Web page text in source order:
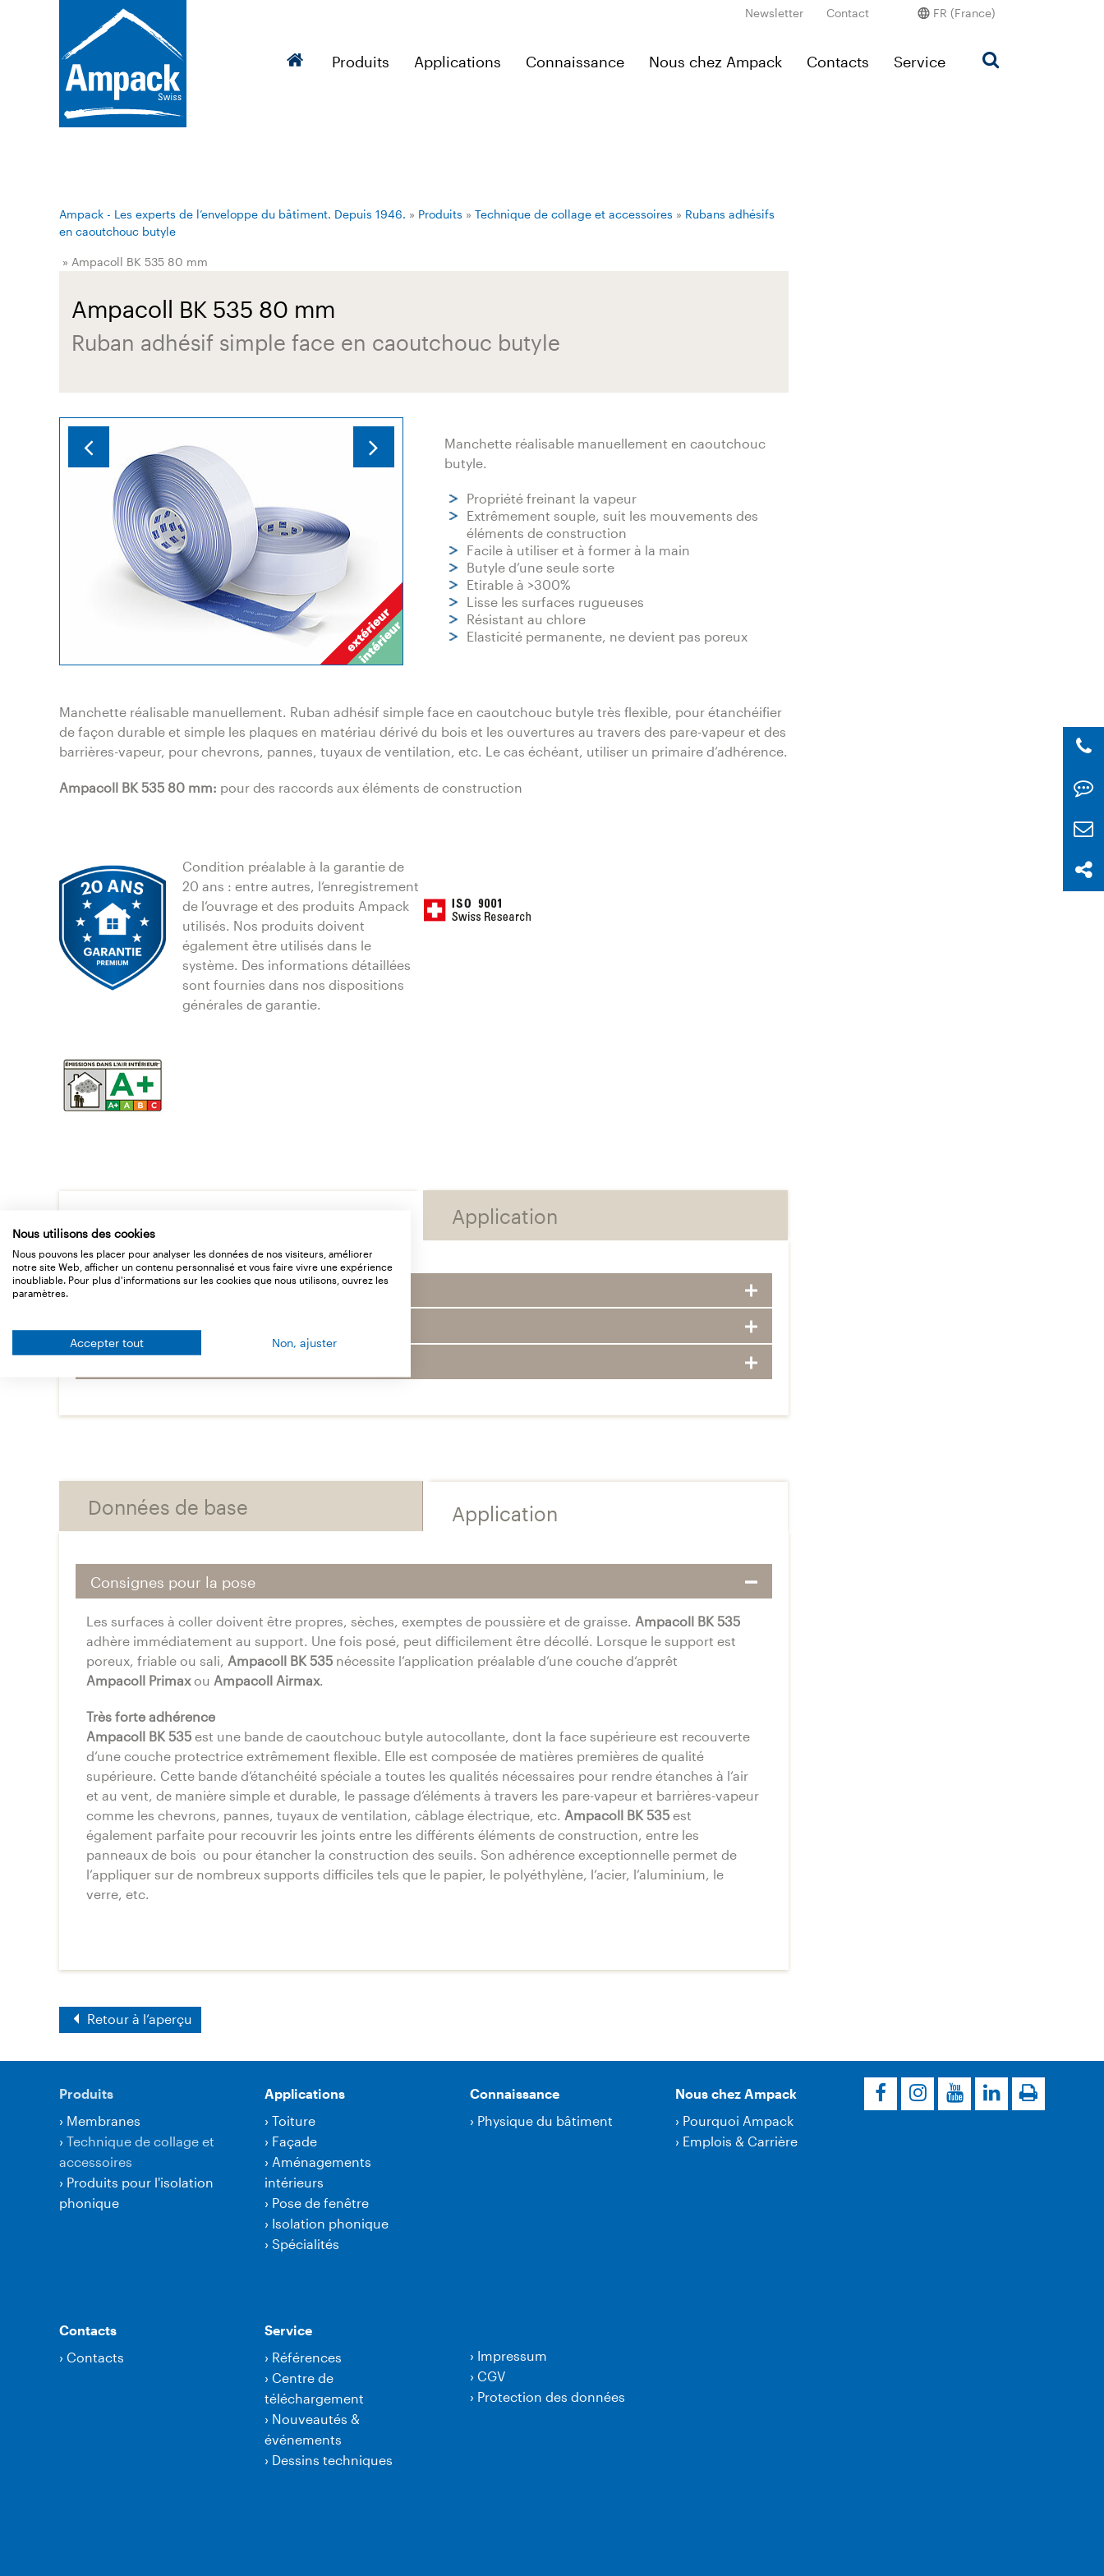
Newsletter Contact FR (France)
Produits Applications Connaissance Nous chez Ampack Contacts Service
Ampack - Les experts de l’enveloppe du bâtiment. Depuis 1946. » Produits » Technique de collage et accessoires » Rubans adhésifs
en caoutchouc butyle
» Ampacoll BK 535 80 mm
Ampacoll BK 535 80 mm
Ruban adhésif simple face en caoutchouc butyle
Manchette réalisable manuellement en caoutchouc
butyle.
Propriété freinant la vapeur
Extrêmement souple, suit les mouvements des
éléments de construction
Facile à utiliser et à former à la main
Butyle d’une seule sorte
Etirable à >300%
Lisse les surfaces rugueuses
Résistant au chlore
Elasticité permanente, ne devient pas poreux
Manchette réalisable manuellement. Ruban adhésif simple face en caoutchouc butyle très flexible, pour étanchéifier
de façon durable et simple les plaques en matériau dérivé du bois et les ouvertures au travers des pare-vapeur et des
barrières-vapeur, pour chevrons, pannes, tuyaux de ventilation, etc. Le cas échéant, utiliser un primaire d’adhérence.
Ampacoll BK 535 80 mm: pour des raccords aux éléments de construction
Condition préalable à la garantie de
20 ans : entre autres, l‘enregistrement
de l‘ouvrage et des produits Ampack
utilisés. Nos produits doivent
également être utilisés dans le
système. Des informations détaillées
sont fournies dans nos dispositions
générales de garantie.
Données de base Application
Conditionnements
Données techniques
Données de base Application
Consignes pour la pose
Les surfaces à coller doivent être propres, sèches, exemptes de poussière et de graisse. Ampacoll BK 535
adhère immédiatement au support. Une fois posé, peut difficilement être décollé. Lorsque le support est
poreux, friable ou sali, Ampacoll BK 535nécessite l‘application préalable d‘une couche d‘apprêt
Ampacoll Primaxou Ampacoll Airmax.
Très forte adhérence
Ampacoll BK 535est une bande de caoutchouc butyle autocollante, dont la face supérieure est recouverte
d‘une couche protectrice extrêmement flexible. Elle est composée de matières premières de qualité
supérieure. Cette bande d‘étanchéité spéciale a toutes les qualités nécessaires pour rendre étanches à l‘air
et au vent, de manière simple et durable, le passage d‘éléments à travers les pare-vapeur et barrières-vapeur
comme les chevrons, pannes, tuyaux de ventilation, câblage électrique, etc. Ampacoll BK 535est
également parfaite pour recouvrir les joints entre les différents éléments de construction, entre les
panneaux de bois ou pour étancher la construction des seuils. Son adhérence exceptionnelle permet de
l‘appliquer sur de nombreux supports difficiles tels que le papier, le polyéthylène, l‘acier, l‘aluminium, le
verre, etc.
Retour à l‘aperçu
Produits
› Membranes
› Technique de collage et
accessoires
› Produits pour l'isolation
phonique
Applications
› Toiture
› Façade
› Aménagements
intérieurs
› Pose de fenêtre
› Isolation phonique
› Spécialités
Connaissance
› Physique du bâtiment
Nous chez Ampack
› Pourquoi Ampack
› Emplois & Carrière
Contacts
› Contacts
Service
› Références
› Centre de
téléchargement
› Nouveautés &
événements
› Dessins techniques
› Impressum
› CGV
› Protection des données
Nous utilisons des cookies
Nous pouvons les placer pour analyser les données de nos visiteurs, améliorer
notre site Web, afficher un contenu personnalisé et vous faire vivre une expérience
inoubliable. Pour plus d'informations sur les cookies que nous utilisons, ouvrez les
paramètres.
Accepter tout Non, ajuster